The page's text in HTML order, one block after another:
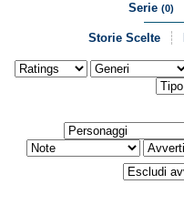
Serie (0)
Storie Scelte